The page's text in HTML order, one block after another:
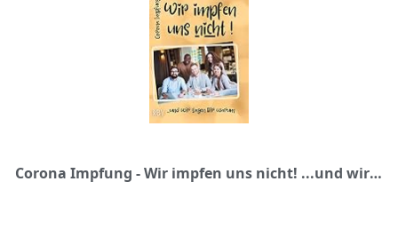
Corona Impfung - Wir impfen uns nicht! ...und wir sagen Dir warum